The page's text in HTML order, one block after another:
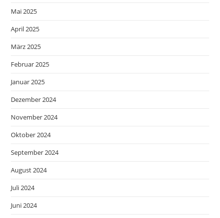
Mai 2025
April 2025
März 2025
Februar 2025
Januar 2025
Dezember 2024
November 2024
Oktober 2024
September 2024
August 2024
Juli 2024
Juni 2024